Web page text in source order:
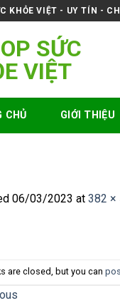
KHỎE VIỆT - UY TÍN -
CHỦ GIỚI THIỆU
06/03/2023 at 382 ×
are closed, but you can